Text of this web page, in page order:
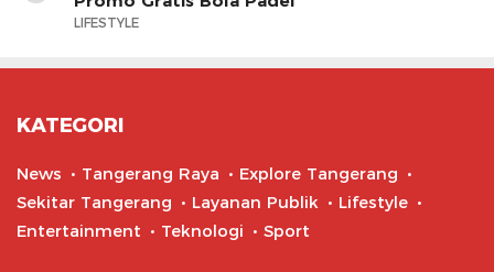
LIFESTYLE
KATEGORI
News Tangerang Raya
Explore Tangerang
Sekitar Tangerang
Layanan Publik
Lifestyle
Entertainment
Teknologi Sport